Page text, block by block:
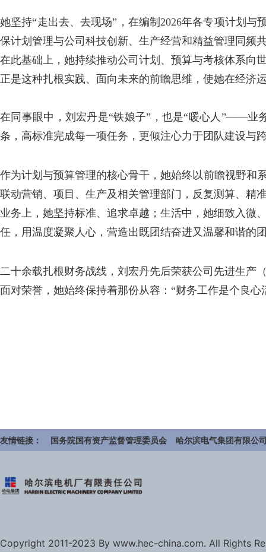
她坚持“走出去、去现场”，在编制2026年各专项计划与
保计划管理与公司科技创新、生产经营和精益管理同频
在此基础上，她持续推动公司计划、预算与考核体系向
正是这种扎根实践、面向未来的前瞻思维，使她在经济
在同事眼中，刘宏丹是“铁娘子”，也是“暖心人”——业
条，高标准完成每一项任务，更倾注心力于团队建设与
作为计划与预算管理的核心骨干，她始终以前瞻视野和
联动营销、项目、生产及相关管理部门，反复测算、精
业务上，她坚持标准、追求卓越；生活中，她细致入微
任，用温度凝聚人心，营造出既团结奋进又温馨和谐的
二十余载扎根财务战线，刘宏丹先后荣获公司先进生产
面对荣誉，她始终保持着那份从容：“财务工作是个良
友情链接： 国务院国有资产监督管理委员会 哈尔滨电气集团有限公
Copyright 2011-2023 By www.hec-china.com. All Rights